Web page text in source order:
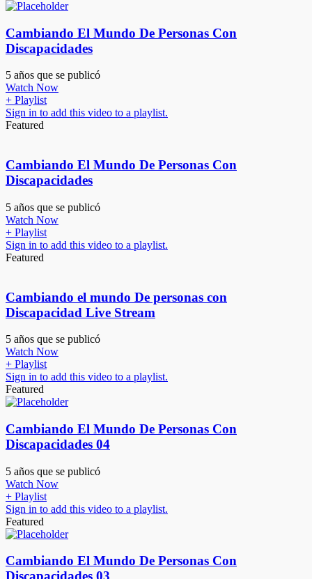
Cambiando El Mundo De Personas Con
Discapacidades
5 años que se publicó
Watch Now
+ Playlist
Sign in to add this video to a playlist.
Featured
Cambiando El Mundo De Personas Con
Discapacidades
5 años que se publicó
Watch Now
+ Playlist
Sign in to add this video to a playlist.
Featured
Cambiando el mundo De personas con
Discapacidad Live Stream
5 años que se publicó
Watch Now
+ Playlist
Sign in to add this video to a playlist.
Featured
Cambiando El Mundo De Personas Con
Discapacidades 04
5 años que se publicó
Watch Now
+ Playlist
Sign in to add this video to a playlist.
Featured
Cambiando El Mundo De Personas Con